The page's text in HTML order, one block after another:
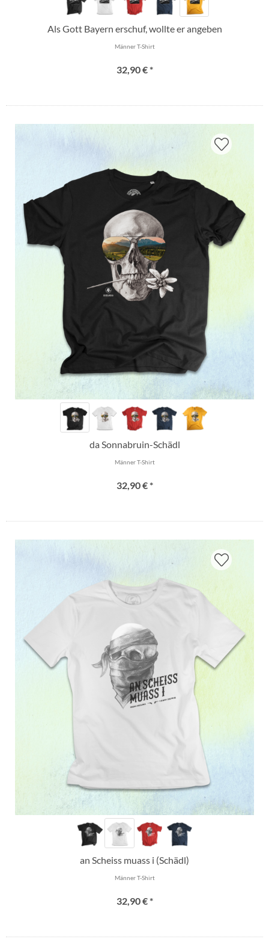
Als Gott Bayern erschuf, wollte er angeben
Männer T-Shirt
32,90 € *
da Sonnabruin-Schädl
Männer T-Shirt
32,90 € *
an Scheiss muass i (Schädl)
Männer T-Shirt
32,90 € *